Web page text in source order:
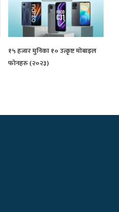
१५ हजार मुनिका १० उत्कृष्ट मोबाइल
फोनहरु (२०२३)